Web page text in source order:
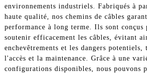
environnements industriels. Fabriqués à
haute qualité, nos chemins de câbles
performance à long terme. Ils sont conçus
soutenir efficacement les câbles, évitant
enchevêtrements et les dangers
l'accès et la maintenance. Grâce à une
configurations disponibles, nous pouvons